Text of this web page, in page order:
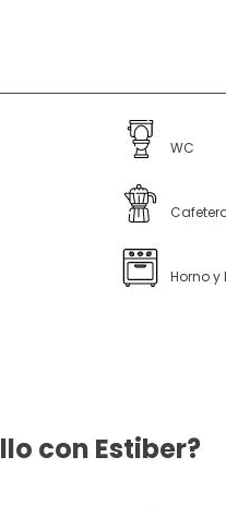
WC
Horno
con Estiber?